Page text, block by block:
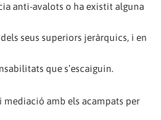
anti-avalots o ha existit alguna
seus superiors jeràrquics, i en
que s’escaiguin.
mediació amb els acampats per